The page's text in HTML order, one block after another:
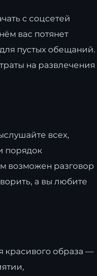
с соцсетей
вас потянет
пустых обещаний.
на развлечения
всех,
порядок
возможен разговор
а вы любите
красивого образа —